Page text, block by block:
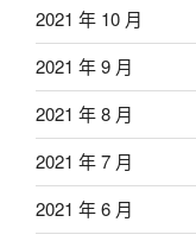
2021 年 10 月
2021 年 9 月
2021 年 8 月
2021 年 7 月
2021 年 6 月